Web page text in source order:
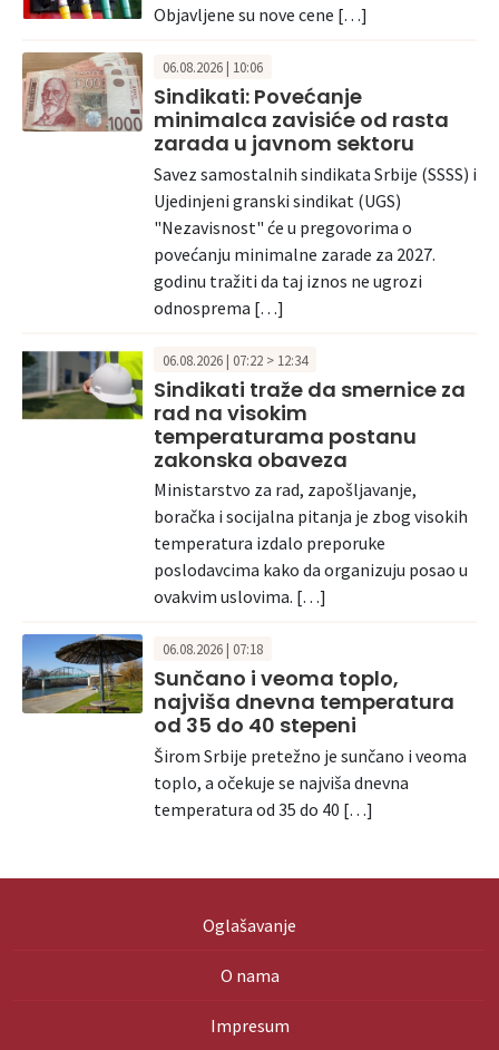
Objavljene su nove cene […]
06.08.2026 | 10:06
Sindikati: Povećanje
minimalca zavisiće od rasta
zarada u javnom sektoru
Savez samostalnih sindikata Srbije (SSSS) i
Ujedinjeni granski sindikat (UGS)
"Nezavisnost" će u pregovorima o
povećanju minimalne zarade za 2027.
godinu tražiti da taj iznos ne ugrozi
odnosprema […]
06.08.2026 | 07:22 > 12:34
Sindikati traže da smernice za
rad na visokim
temperaturama postanu
zakonska obaveza
Ministarstvo za rad, zapošljavanje,
boračka i socijalna pitanja je zbog visokih
temperatura izdalo preporuke
poslodavcima kako da organizuju posao u
ovakvim uslovima. […]
06.08.2026 | 07:18
Sunčano i veoma toplo,
najviša dnevna temperatura
od 35 do 40 stepeni
Širom Srbije pretežno je sunčano i veoma
toplo, a očekuje se najviša dnevna
temperatura od 35 do 40 […]
Oglašavanje
O nama
Impresum